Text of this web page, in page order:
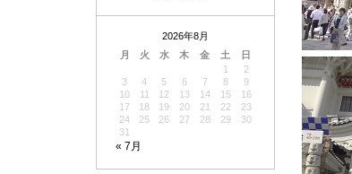
2026年8月
月
火 水 木 金 土 日
« 7月
1
2
3
4 5 6 7 8
9
10
11 12 13 14 15
16
17
18 19 20 21 22
23
24
25 26 27 28 29
30
31